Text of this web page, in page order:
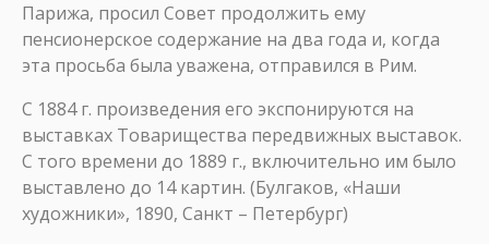
Парижа, просил Совет продолжить ему
пенсионерское содержание на два года и, когда
эта просьба была уважена, отправился в Рим.
С 1884 г. произведения его экспонируются на
выставках Товарищества передвижных выставок.
С того времени до 1889 г., включительно им было
выставлено до 14 картин. (Булгаков, «Наши
художники», 1890, Санкт – Петербург)